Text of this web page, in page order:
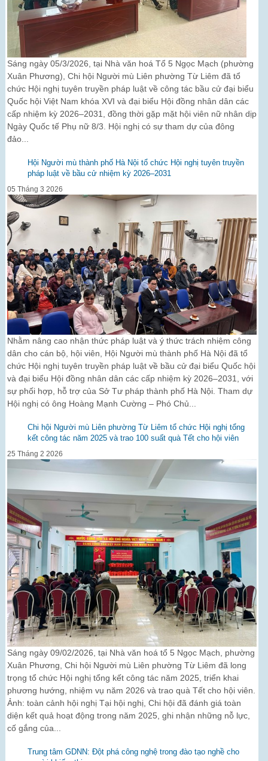
Sáng ngày 05/3/2026, tại Nhà văn hoá Tổ 5 Ngọc Mạch (phường
Xuân Phương), Chi hội Người mù Liên phường Từ Liêm đã tổ
chức Hội nghị tuyên truyền pháp luật về công tác bầu cử đại biểu
Quốc hội Việt Nam khóa XVI và đại biểu Hội đồng nhân dân các
cấp nhiệm kỳ 2026–2031, đồng thời gặp mặt hội viên nữ nhân dịp
Ngày Quốc tế Phụ nữ 8/3. Hội nghị có sự tham dự của đông
đảo...
Hội Người mù thành phố Hà Nội tổ chức Hội nghị tuyên truyền
pháp luật về bầu cử nhiệm kỳ 2026–2031
05 Tháng 3 2026
Nhằm nâng cao nhận thức pháp luật và ý thức trách nhiệm công
dân cho cán bộ, hội viên, Hội Người mù thành phố Hà Nội đã tổ
chức Hội nghị tuyên truyền pháp luật về bầu cử đại biểu Quốc hội
và đại biểu Hội đồng nhân dân các cấp nhiệm kỳ 2026–2031, với
sự phối hợp, hỗ trợ của Sở Tư pháp thành phố Hà Nội. Tham dự
Hội nghị có ông Hoàng Mạnh Cường – Phó Chủ...
Chi hội Người mù Liên phường Từ Liêm tổ chức Hội nghị tổng
kết công tác năm 2025 và trao 100 suất quà Tết cho hội viên
25 Tháng 2 2026
Sáng ngày 09/02/2026, tại Nhà văn hoá tổ 5 Ngọc Mạch, phường
Xuân Phương, Chi hội Người mù Liên phường Từ Liêm đã long
trọng tổ chức Hội nghị tổng kết công tác năm 2025, triển khai
phương hướng, nhiệm vụ năm 2026 và trao quà Tết cho hội viên.
Ảnh: toàn cảnh hội nghị Tại hội nghị, Chi hội đã đánh giá toàn
diện kết quả hoạt động trong năm 2025, ghi nhận những nỗ lực,
cố gắng của...
Trung tâm GDNN: Đột phá công nghệ trong đào tạo nghề cho